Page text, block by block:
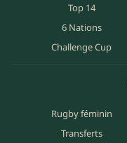
Top 14
6 Nations
Challenge Cup
Rugby féminin
Transferts